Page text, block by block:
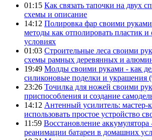
01:15 Как связать тапочки на двух
схемы и описание
14:12 Полировка фар своими
методы как отполировать пластик
условиях
01:03 Строительные леса своими
схемы рамных деревянных и
19:49 Молды своими руками - как
силиконовые поделки и украшения
23:26 Точилка для ножей своими
приспособления и создание
14:12 Антенный усилитель: мастер-
использовать простое устройство
11:59 Восстановление
реанимации батареи в домашних